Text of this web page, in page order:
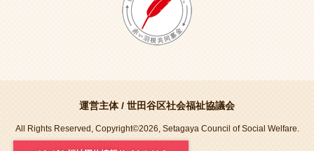
運営主体 / 世田谷区社会福祉協議会
All Rights Reserved, Copyright©2026, Setagaya Council of Social Welfare.